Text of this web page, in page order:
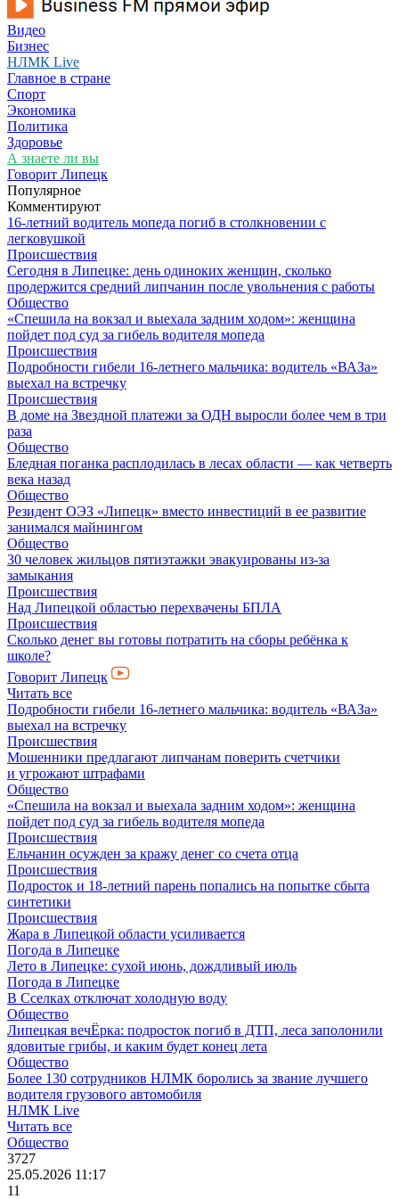
Видео
Бизнес
НЛМК Live
Главное в стране
Спорт
Экономика
Политика
Здоровье
А знаете ли вы
Говорит Липецк
Популярное
Комментируют
16-летний водитель мопеда погиб в столкновении с
легковушкой
Происшествия
Сегодня в Липецке: день одиноких женщин, сколько
продержится средний липчанин после увольнения с работы
Общество
«Спешила на вокзал и выехала задним ходом»: женщина
пойдет под суд за гибель водителя мопеда
Происшествия
Подробности гибели 16-летнего мальчика: водитель «ВАЗа»
выехал на встречку
Происшествия
В доме на Звездной платежи за ОДН выросли более чем в три
раза
Общество
Бледная поганка расплодилась в лесах области — как четверть
века назад
Общество
Резидент ОЭЗ «Липецк» вместо инвестиций в ее развитие
занимался майнингом
Общество
30 человек жильцов пятиэтажки эвакуированы из-за
замыкания
Происшествия
Над Липецкой областью перехвачены БПЛА
Происшествия
Сколько денег вы готовы потратить на сборы ребёнка к
школе?
Говорит Липецк
Читать все
Подробности гибели 16-летнего мальчика: водитель «ВАЗа»
выехал на встречку
Происшествия
Мошенники предлагают липчанам поверить счетчики
и угрожают штрафами
Общество
«Спешила на вокзал и выехала задним ходом»: женщина
пойдет под суд за гибель водителя мопеда
Происшествия
Ельчанин осужден за кражу денег со счета отца
Происшествия
Подросток и 18-летний парень попались на попытке сбыта
синтетики
Происшествия
Жара в Липецкой области усиливается
Погода в Липецке
Лето в Липецке: сухой июнь, дождливый июль
Погода в Липецке
В Сселках отключат холодную воду
Общество
Липецкая вечЁрка: подросток погиб в ДТП, леса заполонили
ядовитые грибы, и каким будет конец лета
Общество
Более 130 сотрудников НЛМК боролись за звание лучшего
водителя грузового автомобиля
НЛМК Live
Читать все
Общество
3727
25.05.2026 11:17
11